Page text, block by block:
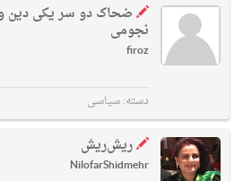
ضحاک دو سر یکی دین
نجومی
firoz
دسته:سیاسی
ریش‌ریش
NilofarShidmehr